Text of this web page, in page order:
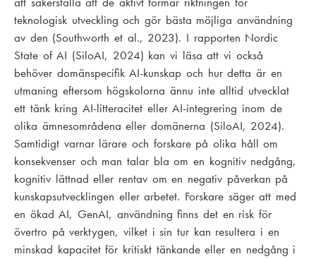
teknologisk utveckling och gör bästa möjliga användning
av den (Southworth et al., 2023). I rapporten Nordic
State of AI (SiloAI, 2024) kan vi läsa att vi också
behöver domänspecifik AI-kunskap och hur detta är en
utmaning eftersom högskolorna ännu inte alltid utvecklat
ett tänk kring AI-litteracitet eller AI-integrering inom de
olika ämnesområdena eller domänerna (SiloAI, 2024).
Samtidigt varnar lärare och forskare på olika håll om
konsekvenser och man talar bla om en kognitiv nedgång,
kognitiv lättnad eller rentav om en negativ påverkan på
kunskapsutvecklingen eller arbetet. Forskare säger att med
en ökad AI, GenAI, användning finns det en risk för
övertro på verktygen, vilket i sin tur kan resultera i en
minskad kapacitet för kritiskt tänkande eller en nedgång i